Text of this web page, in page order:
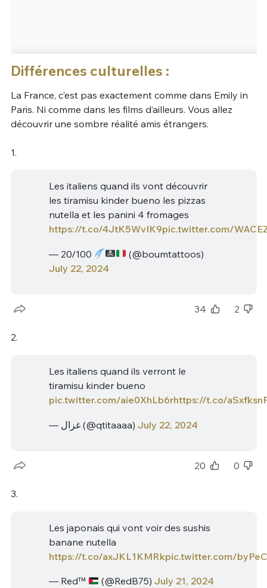
Différences culturelles :
La France, c’est pas exactement comme dans Emily in
Paris. Ni comme dans les films d’ailleurs. Vous allez
découvrir une sombre réalité amis étrangers.
1.
Les italiens quand ils vont découvrir
les tiramisu kinder bueno les pizzas
nutella et les panini 4 fromages
https://t.co/4JtK5WvIK9pic.twitter.com/
— 20/100
(@boumtattoos)
July 22, 2024
34 2
2.
Les italiens quand ils verront le
tiramisu kinder bueno
pic.twitter.com/aie0XhLb6rhttps://t.co/
— غزال (@qtitaaaa) July 22, 2024
20 0
3.
Les japonais qui vont voir des sushis
banane nutella
https://t.co/axJKL1KMRkpic.twitter.com/
— Red™ (@RedB75) July 21, 2024